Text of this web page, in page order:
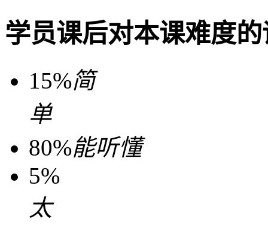
学员课后对本课难度
15%简
单
80%能听懂
5%
太